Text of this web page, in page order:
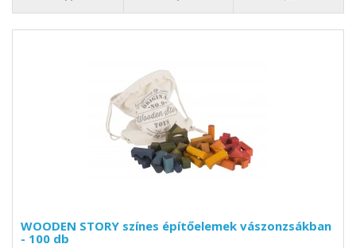
WOODEN STORY színes építőelemek vászonzsákban
- 100 db